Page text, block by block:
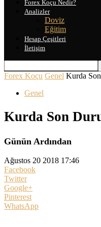
Forex Koçu Nedir?
Analizler
Doviz
Eğitim
Hesap Çeşitleri
İletişim
Forex Koçu Genel Kurda
Genel
Kurda Son
Günün Ardından
Ağustos 20 2018 17:46
Facebook
Twitter
Google+
Pinterest
WhatsApp